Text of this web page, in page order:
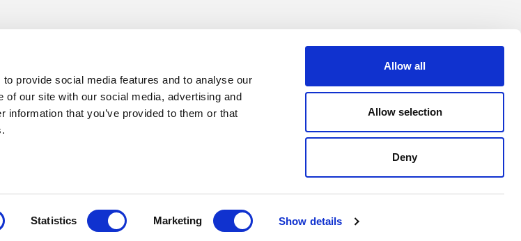
provide social media features and to analyse our
our site with our social media, advertising and
that you’ve provided to them or that
Statistics Marketing Show details
Allow all
Allow selection
Deny
P.IVA 00685930968 Copyright © 2026 Rimadesio. All rights reserved